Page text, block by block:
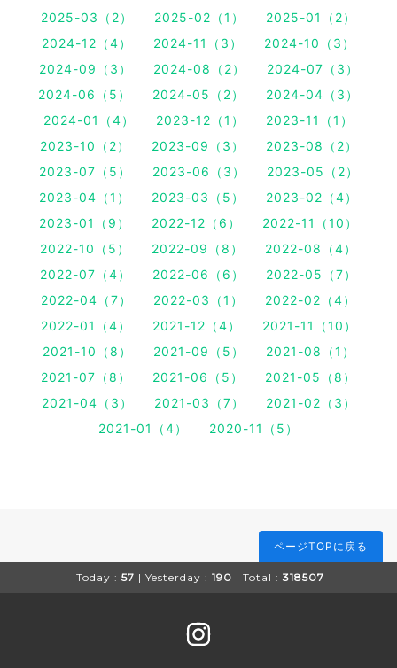
2025-03（2）
2025-02（1）
2025-01（2）
2024-12（4）
2024-11（3）
2024-10（3）
2024-09（3）
2024-08（2）
2024-07（3）
2024-06（5）
2024-05（2）
2024-04（3）
2024-01（4）
2023-12（1）
2023-11（1）
2023-10（2）
2023-09（3）
2023-08（2）
2023-07（5）
2023-06（3）
2023-05（2）
2023-04（1）
2023-03（5）
2023-02（4）
2023-01（9）
2022-12（6）
2022-11（10）
2022-10（5）
2022-09（8）
2022-08（4）
2022-07（4）
2022-06（6）
2022-05（7）
2022-04（7）
2022-03（1）
2022-02（4）
2022-01（4）
2021-12（4）
2021-11（10）
2021-10（8）
2021-09（5）
2021-08（1）
2021-07（8）
2021-06（5）
2021-05（8）
2021-04（3）
2021-03（7）
2021-02（3）
2021-01（4）
2020-11（5）
ページTOPに戻る
Today : 57 | Yesterday : 190 | Total : 318507